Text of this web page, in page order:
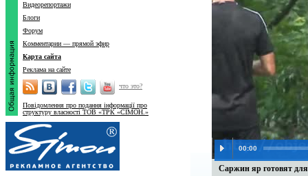
00:00
Саржин яр готовят для
Видеорепортажи
Блоги
Форум
Комментарии — прямой эфир
Карта сайта
Реклама на сайте
что это?
Повідомлення про подання інформації про
структуру власності ТОВ «ТРК «СІМОН.»